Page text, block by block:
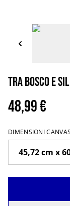
Tra Bosco e
48,99 €
DIMENSIONI CANVAS